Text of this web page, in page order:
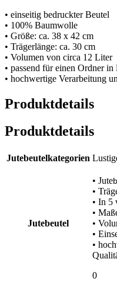
• einseitig bedruckter Beutel
• 100% Baumwolle
• Größe: ca. 38 x 42 cm
• Trägerlänge: ca. 30 cm
• Volumen von circa 12 Liter
• passend für einen Ordner
• hochwertige Verarbeitung
Produktdetails
Produktdetails
Jutebeutelkategorien
Jutebeutel
• Jute
•
• In 5
•
•
•
•
0